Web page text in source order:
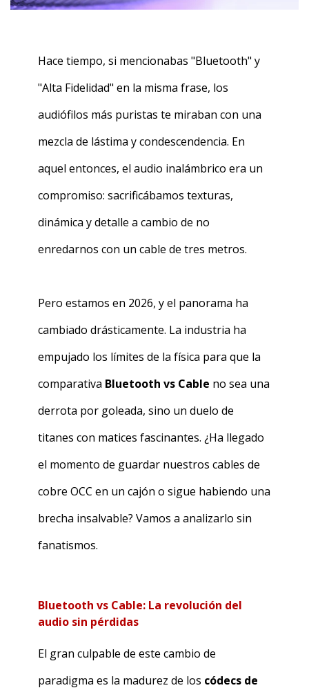
Hace tiempo, si mencionabas "Bluetooth" y
"Alta Fidelidad" en la misma frase, los
audiófilos más puristas te miraban con una
mezcla de lástima y condescendencia. En
aquel entonces, el audio inalámbrico era un
compromiso: sacrificábamos texturas,
dinámica y detalle a cambio de no
enredarnos con un cable de tres metros.
Pero estamos en 2026, y el panorama ha
cambiado drásticamente. La industria ha
empujado los límites de la física para que la
comparativa Bluetooth vs Cable no sea una
derrota por goleada, sino un duelo de
titanes con matices fascinantes. ¿Ha llegado
el momento de guardar nuestros cables de
cobre OCC en un cajón o sigue habiendo una
brecha insalvable? Vamos a analizarlo sin
fanatismos.
Bluetooth vs Cable: La revolución del
audio sin pérdidas
El gran culpable de este cambio de
paradigma es la madurez de los códecs de